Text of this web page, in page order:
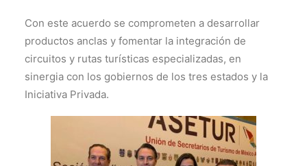
Con este acuerdo se comprometen a desarrollar
productos anclas y fomentar la integración de
circuitos y rutas turísticas especializadas, en
sinergia con los gobiernos de los tres estados y la
Iniciativa Privada.